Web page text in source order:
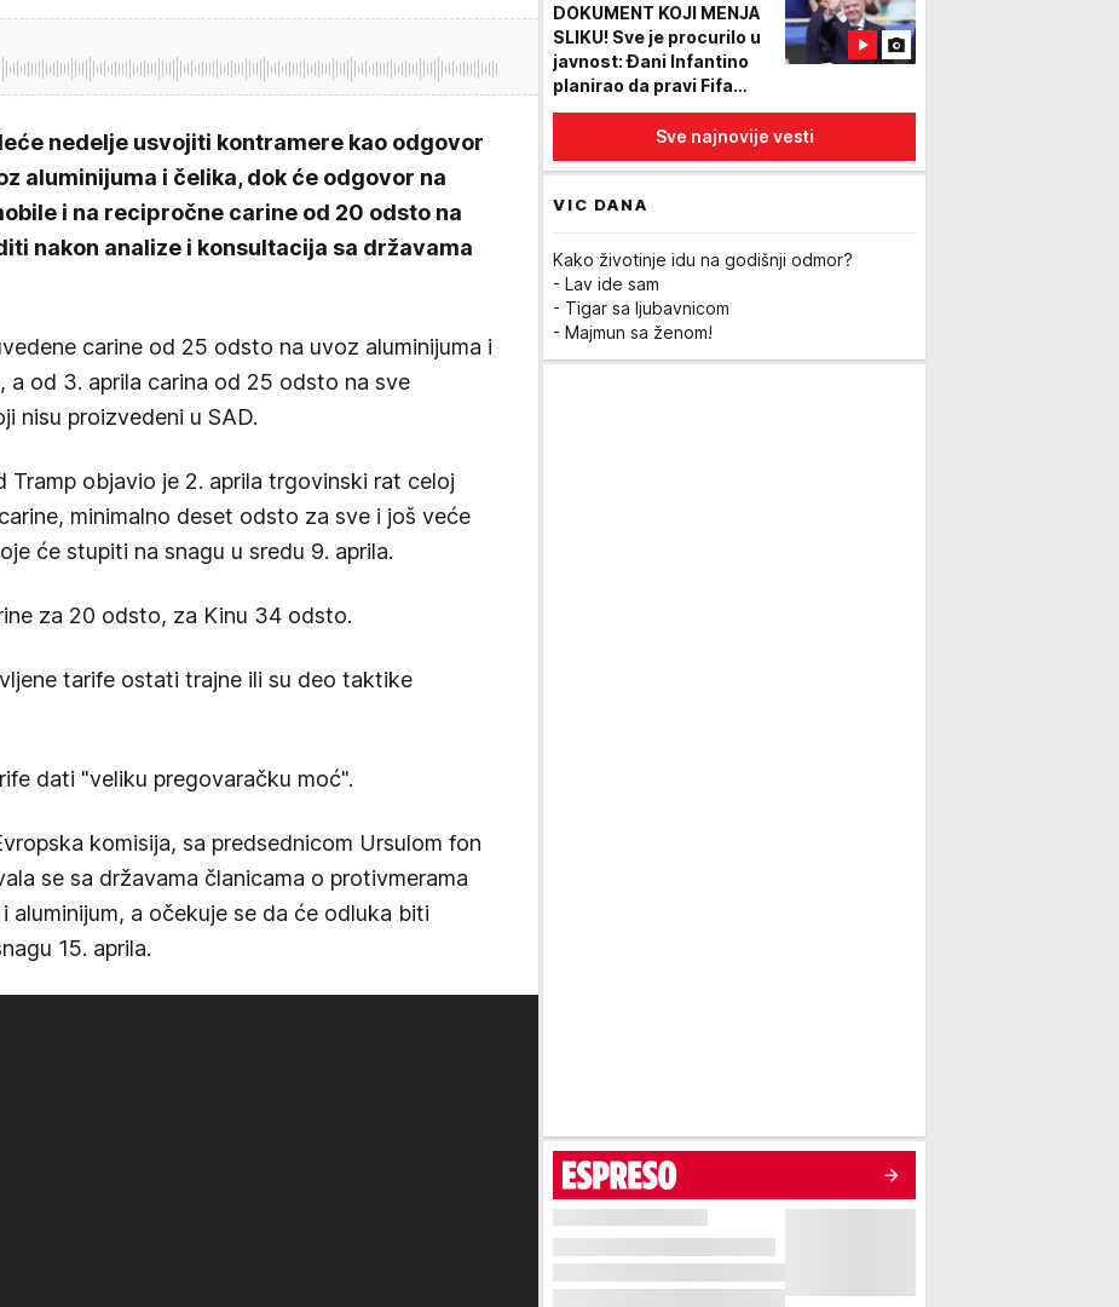
nedelje usvojiti kontramere kao odgovor
aluminijuma i čelika, dok će odgovor na
i na recipročne carine od 20 odsto na
nakon analize i konsultacija sa državama
carine od 25 odsto na uvoz aluminijuma i
a od 3. aprila carina od 25 odsto na sve
nisu proizvedeni u SAD.
Tramp objavio je 2. aprila trgovinski rat celoj
minimalno deset odsto za sve i još veće
će stupiti na snagu u sredu 9. aprila.
za 20 odsto, za Kinu 34 odsto.
tarife ostati trajne ili su deo taktike
dati "veliku pregovaračku moć".
komisija, sa predsednicom Ursulom fon
se sa državama članicama o protivmerama
aluminijum, a očekuje se da će odluka biti
15. aprila.
DOKUMENT KOJI MENJA
SLIKU! Sve je procurilo u
javnost: Đani Infantino
planirao da pravi Fifa
Superligu! ISPLIVALI
ŠOKANTNI DETALJISve najnovije vesti
VIC DANA
Kako životinje idu na godišnji odmor?
- Lav ide sam
- Tigar sa ljubavnicom
- Majmun sa ženom!